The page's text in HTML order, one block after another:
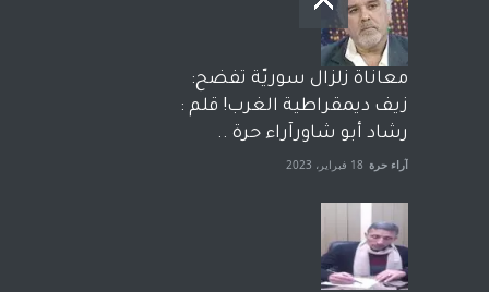
معاناة زلزال سوريّة تفضح:
زيف ديمقراطية الغرب! قلم :
رشاد أبو شاورآراء حرة ..
آراء حرة 18 فبراير، 2023